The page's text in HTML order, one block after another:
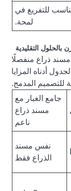
للتفريغ في
لمحة.
بالحلول التقليدية
ذراع منفصلًا
أدناه المزايا
للتصميم المدمج.
جامع الغبار مع
مسند ذراع
ناعم
نفس مسند
الذراع فقط